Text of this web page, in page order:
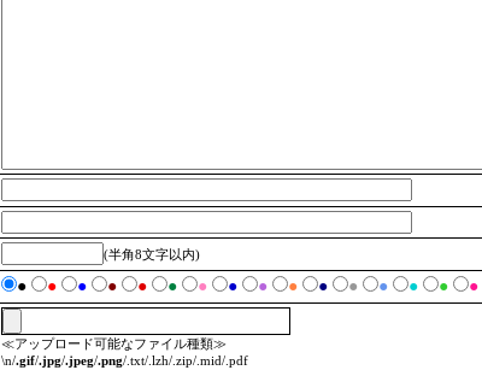
(半角8文字以内)
● ● ● ● ● ● ● ● ● ● ● ● ● ● ● ●
≪アップロード可能なファイル種類≫
\n/.gif/.jpg/.jpeg/.png/.txt/.lzh/.zip/.mid/.pdf